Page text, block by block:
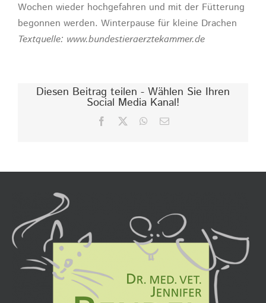
Wochen wieder hochgefahren und mit der Fütterung
begonnen werden. Winterpause für kleine Drachen
Textquelle: www.bundestieraerztekammer.de
Diesen Beitrag teilen - Wählen Sie Ihren
Social Media Kanal!
Facebook WhatsApp
E-